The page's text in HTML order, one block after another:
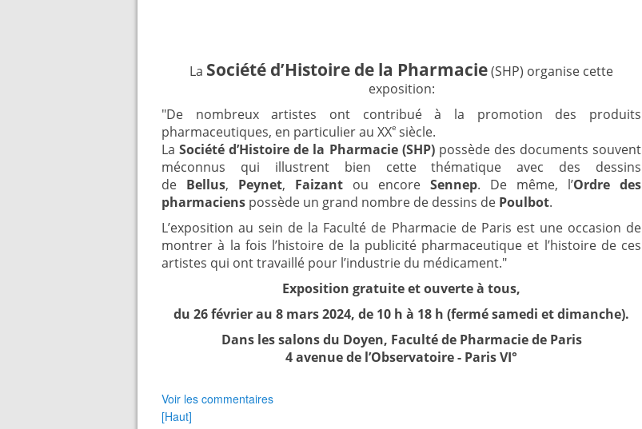
La Société d’Histoire de la Pharmacie(SHP) organise cette
exposition:
"De nombreux artistes ont contribué à la promotion des produits
pharmaceutiques, en particulier au XXe siècle.
La Société d’Histoire de la Pharmacie (SHP) possède des documents souvent
méconnus qui illustrent bien cette thématique avec des dessins
de Bellus, Peynet, Faizant ou encore Sennep. De même, l’Ordre des
pharmaciens possède un grand nombre de dessins de Poulbot.
L’exposition au sein de la Faculté de Pharmacie de Paris est une occasion de
montrer à la fois l’histoire de la publicité pharmaceutique et l’histoire de ces
artistes qui ont travaillé pour l’industrie du médicament."
Exposition gratuite et ouverte à tous,
du 26 février au 8 mars 2024, de 10 h à 18 h (fermé samedi et dimanche).
Dans les salons du Doyen, Faculté de Pharmacie de Paris
4 avenue de l’Observatoire - Paris VI°
Voir les commentaires
[Haut]